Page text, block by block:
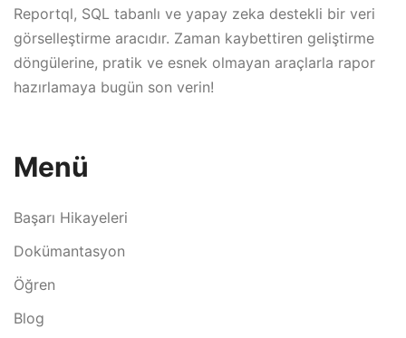
Reportql, SQL tabanlı ve yapay zeka destekli bir veri
görselleştirme aracıdır. Zaman kaybettiren geliştirme
döngülerine, pratik ve esnek olmayan araçlarla rapor
hazırlamaya bugün son verin!
Menü
Başarı Hikayeleri
Dokümantasyon
Öğren
Blog